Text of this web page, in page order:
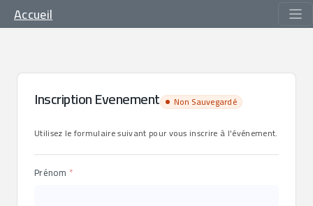
Accueil
Inscription Evenement
Non Sauvegardé
Utilisez le formulaire suivant pour vous inscrire à l'événement.
Prénom